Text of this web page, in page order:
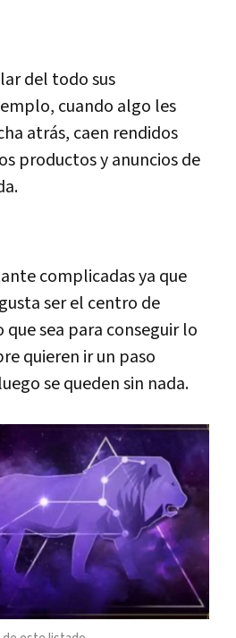
del todo sus
cuando algo les
atrás, caen rendidos
productos y anuncios de
complicadas ya que
ser el centro de
sea para conseguir lo
quieren ir un paso
se queden sin nada.